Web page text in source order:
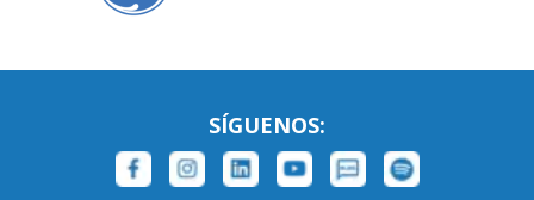
SÍGUENOS: